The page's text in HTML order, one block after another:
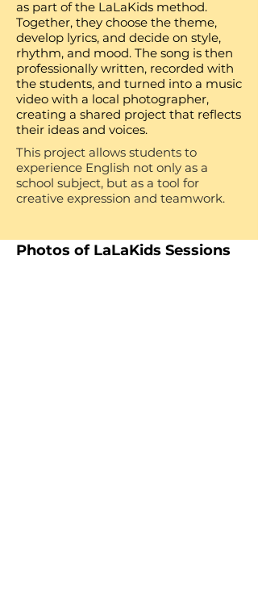
as part of the LaLaKids method.
Together, they choose the theme,
develop lyrics, and decide on style,
rhythm, and mood. The song is then
professionally written, recorded with
the students, and turned into a music
video with a local photographer,
creating a shared project that reflects
their ideas and voices.
This project allows students to
experience English not only as a
school subject, but as a tool for
creative expression and teamwork.
Photos of LaLaKids Sessions